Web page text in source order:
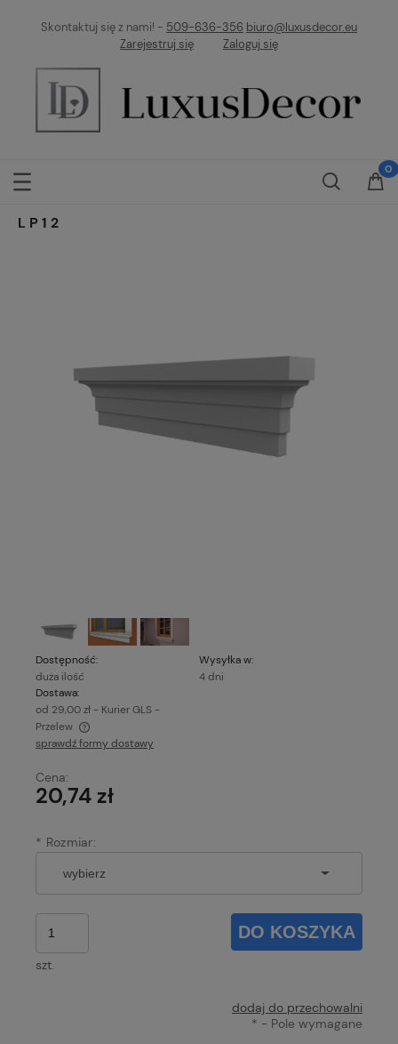
Skontaktuj się z nami! - 509-636-356 biuro@luxusdecor.eu
Zarejestruj się
Zaloguj się
LP12
Dostępność:
duża ilość
Wysyłka w:
4 dni
Dostawa:
od 29,00 zł - Kurier GLS -
Przelew
Cena nie zawiera ewentualnych kosztów płatności
sprawdź formy dostawy
Cena:
20,74 zł
* Rozmiar:
szt.
DO KOSZYKA
dodaj do przechowalni
* - Pole wymagane